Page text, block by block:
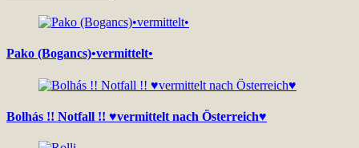
Pako (Bogancs)•vermittelt•
Bolhás !! Notfall !! ♥vermittelt nach Österreich♥